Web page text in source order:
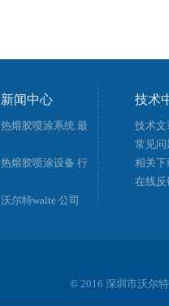
新闻中心
热熔胶喷涂系统 最
热熔胶喷涂设备 行
沃尔特walte 公司
技术
技术文
常见问
相关下
在线反
©2016 深圳市沃尔